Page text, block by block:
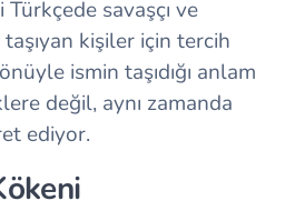
savaşçı ve
kişiler için tercih
ismin taşıdığı anlam
değil, aynı zamanda
ediyor.